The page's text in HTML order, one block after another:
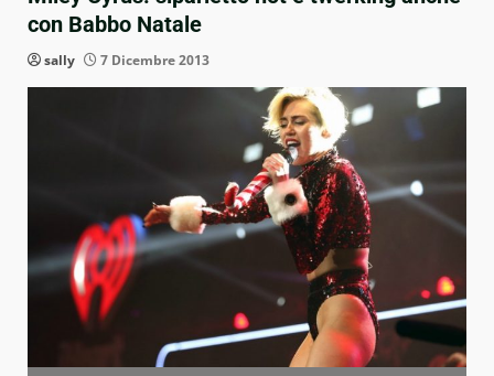
con Babbo Natale
sally 7 Dicembre 2013